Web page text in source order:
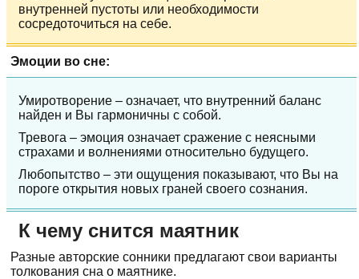
внутренней пустоты или необходимости
сосредоточиться на себе.
Эмоции во сне:
Умиротворение – означает, что внутренний баланс
найден и Вы гармоничны с собой.
Тревога – эмоция означает сражение с неясными
страхами и волнениями относительно будущего.
Любопытство – эти ощущения показывают, что Вы на
пороге открытия новых граней своего сознания.
К чему снится маятник
Разные авторские сонники предлагают свои варианты
толкования сна о маятнике.